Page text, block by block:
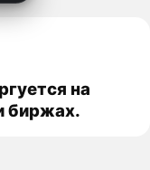
на
биржах.